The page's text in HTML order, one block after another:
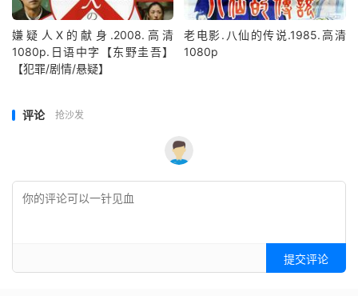
嫌疑人X的献身.2008.高清
1080p.日语中字【东野圭吾】
【犯罪/剧情/悬疑】
老电影.八仙的传说.1985.高清
1080p
评论 抢沙发
提交评论